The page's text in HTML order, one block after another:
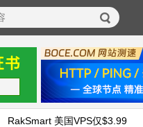
RakSmart 美国VPS仅$3.99